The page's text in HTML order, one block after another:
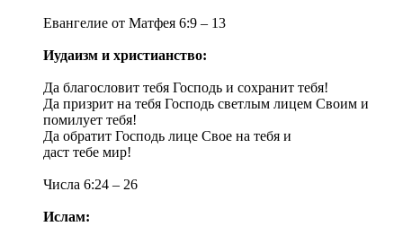
Евангелие от Матфея 6:9 – 13
Иудаизм и христианство:
Да благословит тебя Господь и сохранит тебя!
Да призрит на тебя Господь светлым лицем Своим и
помилует тебя!
Да обратит Господь лице Свое на тебя и
даст тебе мир!
Числа 6:24 – 26
Ислам: